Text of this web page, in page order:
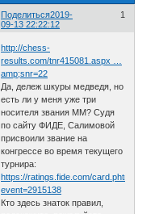
Поделиться 1
2019-
09-13 22:22:12
http://chess-
results.com/tnr415081.aspx …
amp;snr=22
Да, дележ шкуры медведя, но
есть ли у меня уже три
носителя звания ММ? Судя
по сайту ФИДЕ, Салимовой
присвоили звание на
конгрессе во время текущего
турнира:
https://ratings.fide.com/card.phtml?
event=2915138
Кто здесь знаток правил,